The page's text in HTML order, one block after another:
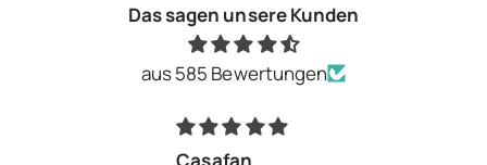
Das sagen unsere Kunden
aus 585 Bewertungen